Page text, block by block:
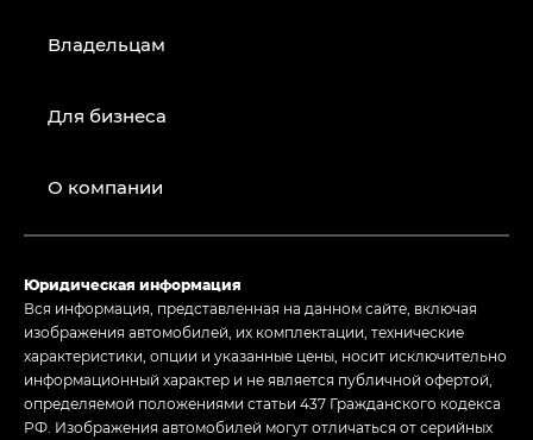
Владельцам
Для бизнеса
О компании
Юридическая информация
Вся информация, представленная на данном сайте, включая
изображения автомобилей, их комплектации, технические
характеристики, опции и указанные цены, носит исключительно
информационный характер и не является публичной офертой,
определяемой положениями статьи 437 Гражданского кодекса
РФ. Изображения автомобилей могут отличаться от серийных